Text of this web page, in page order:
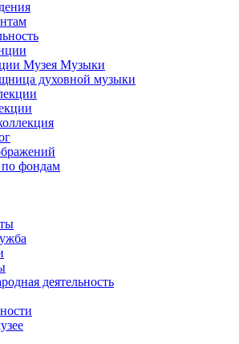
Музея Музыки
духовной музыки
фондам
деятельность